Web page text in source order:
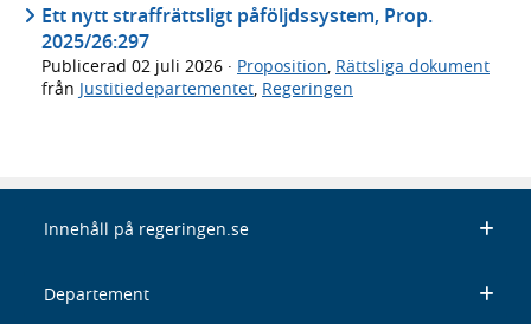
Ett nytt straffrättsligt påföljdssystem, Prop.
2025/26:297
Publicerad 02 juli 2026 · Proposition Rättsliga dokument
från Justitiedepartementet Regeringen
Innehåll på regeringen.se
Departement